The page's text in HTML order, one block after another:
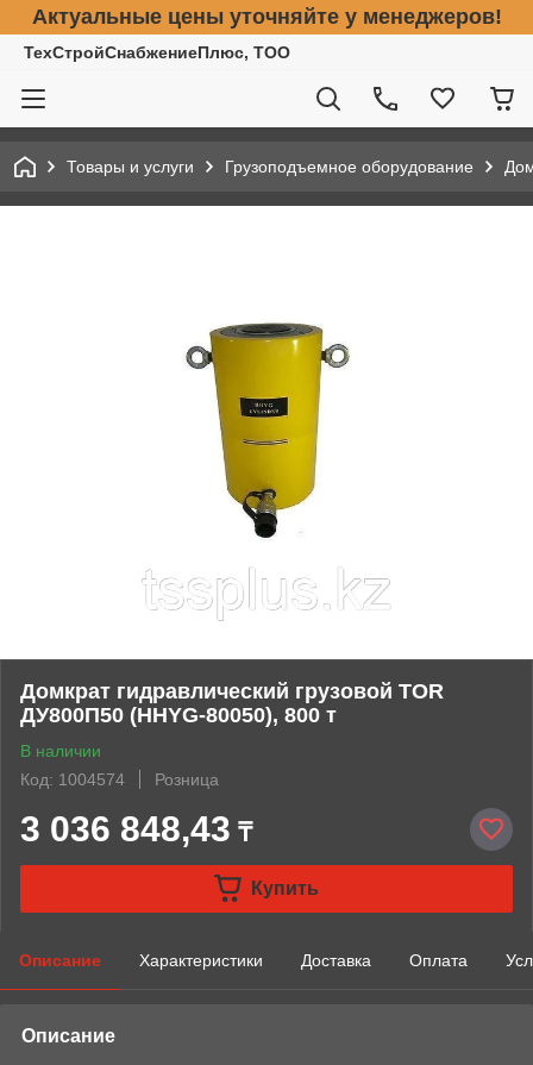
Актуальные цены уточняйте у менеджеров!
ТехСтройСнабжениеПлюс, ТОО
Товары и услуги Грузоподъемное оборудование
Домкрат гидравлический грузовой TOR
ДУ800П50 (HHYG-80050), 800 т
В наличии
Код: 1004574
Розница
3 036 848,43 ₸
Купить
Описание Характеристики Доставка Оплата
Описание